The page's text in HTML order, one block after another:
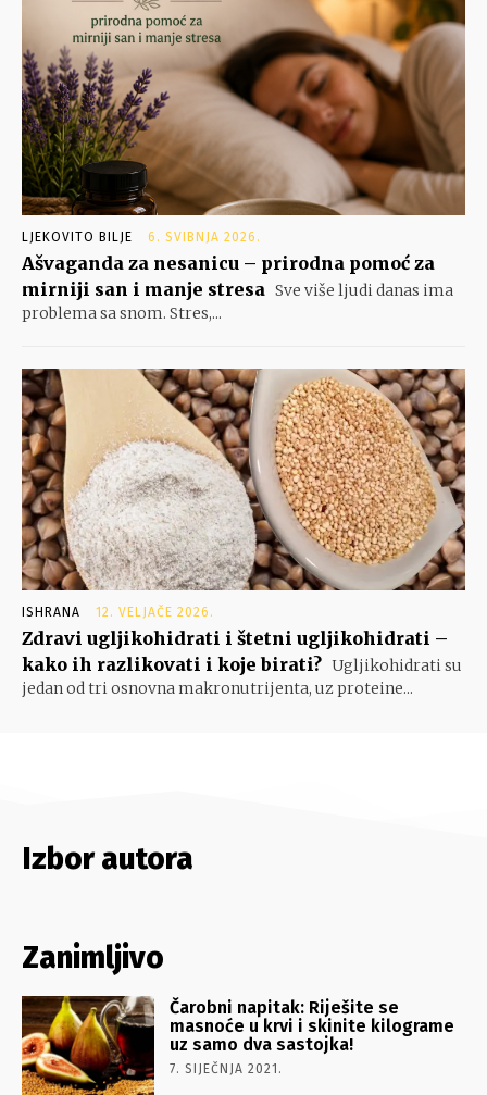
LJEKOVITO BILJE 6. SVIBNJA 2026.
Ašvaganda za nesanicu – prirodna pomoć za
mirniji san i manje stresa Sve više ljudi danas ima
problema sa snom. Stres,...
ISHRANA 12. VELJAČE 2026.
Zdravi ugljikohidrati i štetni ugljikohidrati –
kako ih razlikovati i koje birati? Ugljikohidrati su
jedan od tri osnovna makronutrijenta, uz proteine...
Izbor autora
Zanimljivo
Čarobni napitak: Riješite se
masnoće u krvi i skinite kilograme
uz samo dva sastojka!
7. SIJEČNJA 2021.